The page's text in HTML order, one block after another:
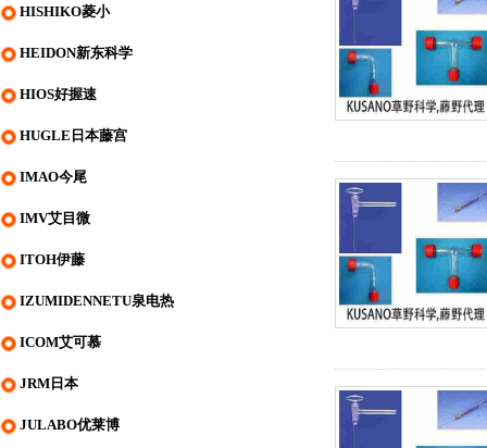
HISHIKO菱小
HEIDON新东科学
HIOS好握速
HUGLE日本藤宫
IMAO今尾
IMV艾目微
ITOH伊藤
IZUMIDENNETU泉电热
ICOM艾可慕
JRM日本
JULABO优莱博